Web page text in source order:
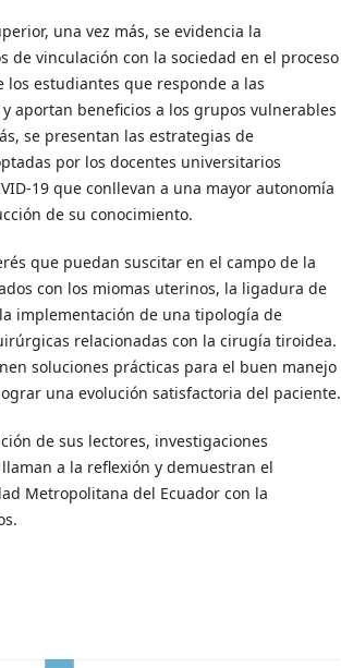
una vez más, se evidencia la
de vinculación con la sociedad en el proceso
estudiantes que responde a las
aportan beneficios a los grupos vulnerables
se presentan las estrategias de
por los docentes universitarios
19 que conllevan a una mayor autonomía
de su conocimiento.
que puedan suscitar en el campo de la
con los miomas uterinos, la ligadura de
implementación de una tipología de
relacionadas con la cirugía tiroidea.
soluciones prácticas para el buen manejo
una evolución satisfactoria del paciente.
de sus lectores, investigaciones
a la reflexión y demuestran el
Metropolitana del Ecuador con la